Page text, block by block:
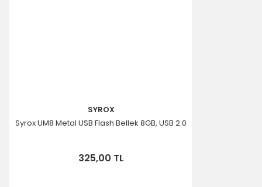
SYROX
Syrox UM8 Metal USB Flash Bellek 8GB, USB 2.0
325,00 TL